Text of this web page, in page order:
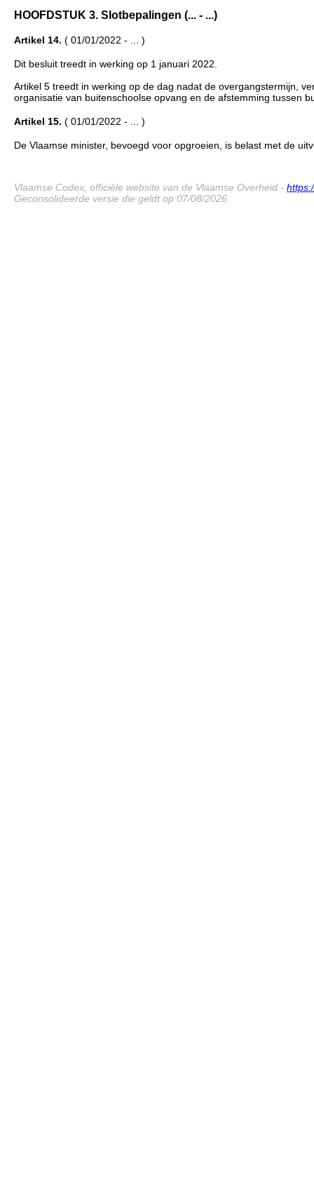
HOOFDSTUK 3. Slotbepalingen (... - ...)
Artikel 14. ( 01/01/2022 - ... )
Dit besluit treedt in werking op 1 januari 2022.
Artikel 5 treedt in werking op de dag nadat de overgangstermijn,
organisatie van buitenschoolse opvang en de afstemming tussen
Artikel 15. ( 01/01/2022 - ... )
De Vlaamse minister, bevoegd voor opgroeien, is belast met de
Vlaamse Codex, officiële website van de Vlaamse Overheid -
Geconsolideerde versie die geldt op 07/08/2026